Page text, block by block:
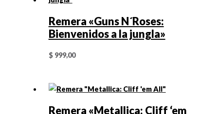
Remera «Guns N´Roses:
Bienvenidos a la jungla»
$999,00
Remera «Metallica: Cliff ‘em